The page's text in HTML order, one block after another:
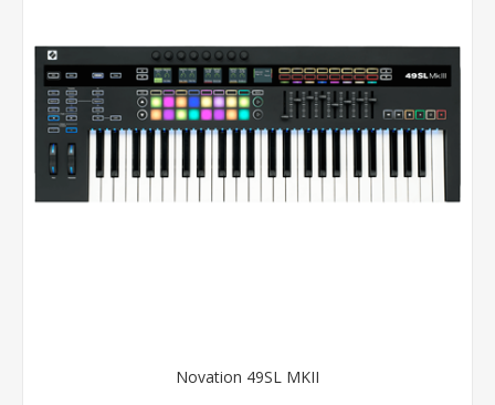
Novation 49SL MKII